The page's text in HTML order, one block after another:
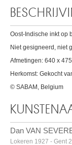
Oost-Indische inkt op
Niet gesigneerd, niet
Afmetingen: 640 x
Herkomst: Gekocht
© SABAM, Belgium
Dan VAN
Lokeren 1927 - Gent